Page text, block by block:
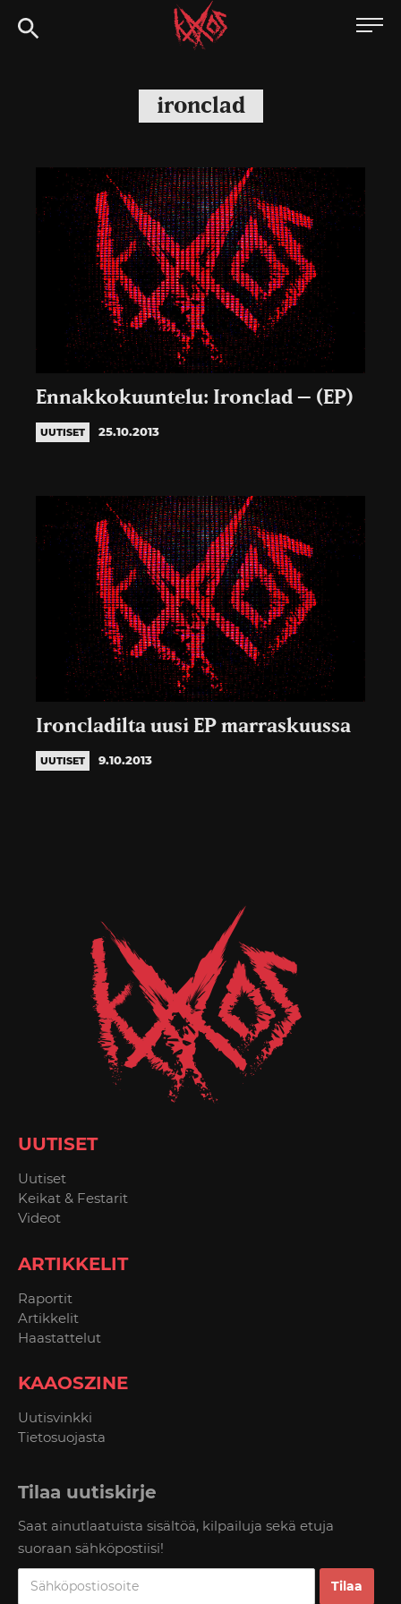
Siirry
suoraan
Kaaoszine
ironclad
Ennakkokuuntelu: Ironclad – (EP)
UUTISET 25.10.2013
Ironcladilta uusi EP marraskuussa
UUTISET 9.10.2013
UUTISET
Uutiset
Keikat & Festarit
Videot
ARTIKKELIT
Raportit
Artikkelit
Haastattelut
KAAOSZINE
Uutisvinkki
Tietosuojasta
Tilaa uutiskirje
Saat ainutlaatuista sisältöä, kilpailuja sekä etuja
suoraan sähköpostiisi!